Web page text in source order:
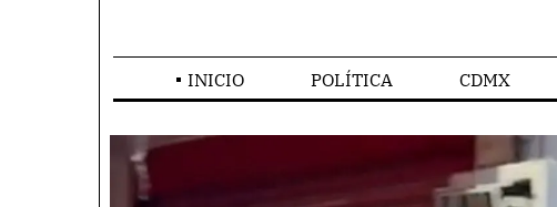
INICIO POLÍTICA CDMX